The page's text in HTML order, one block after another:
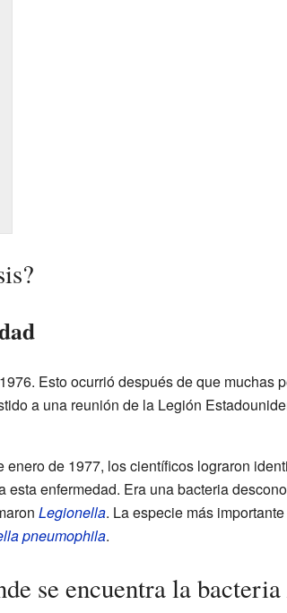
Esto ocurrió después de que muchas
a una reunión de la Legión
enero de 1977, los científicos lograron
esta enfermedad. Era una bacteria
Legionella. La especie más
pneumophila.
se encuentra la bacteria